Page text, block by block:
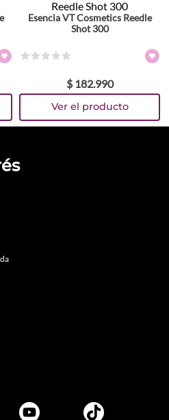
Esencia VT Cosmetics Reedle
Shot 300
$ 182.990